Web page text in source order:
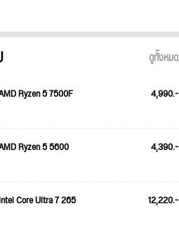
ดูทั้งหมด
Ryzen 5 7500F 4,990.-
Ryzen 5 5600 4,390.-
Core Ultra 7 265 12,220.-